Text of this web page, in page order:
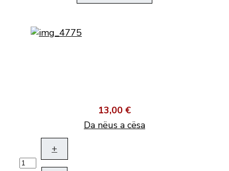
13,00 €
Da nëus a cësa
+